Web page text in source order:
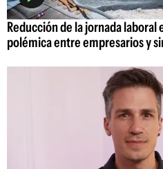
Reducción de la jornada
polémica entre empresarios y